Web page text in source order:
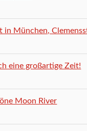
in München,
eine großartige Zeit!
Moon River